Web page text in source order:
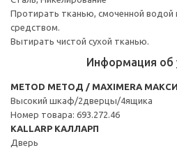
Протирать тканью, смоченной
средством.
Вытирать чистой сухой тканью.
Информация об
METOD МЕТОД / MAXIMERA
Высокий шкаф/2дверцы/4ящика
Номер товара: 693.272.46
KALLARP КАЛЛАРП
Дверь